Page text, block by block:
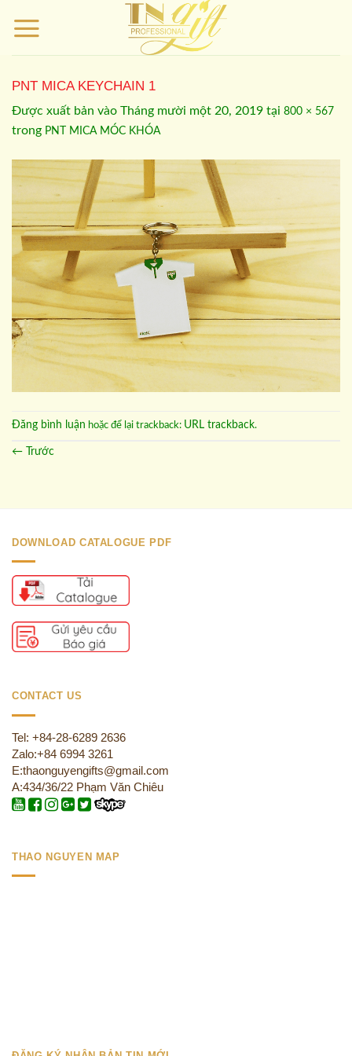
qua
PNT MICA KEYCHAIN 1
Được xuất bản vào Tháng mười một 20, 2019 tại 800 × 567
trong PNT MICA MÓC KHÓA
Đăng bình luận hoặc để lại trackback: URL trackback.
← Trước
DOWNLOAD CATALOGUE PDF
CONTACT US
Tel: +84-28-6289 2636
Zalo:+84 6994 3261
E:thaonguyengifts@gmail.com
A:434/36/22 Phạm Văn Chiêu
THAO NGUYEN MAP